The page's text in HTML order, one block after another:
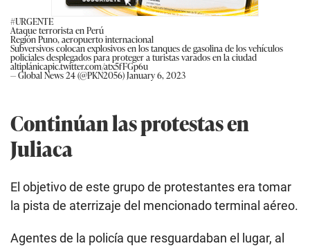
#URGENTE
Ataque terrorista en Perú
Región Puno, aeropuerto internacional
Subversivos colocan explosivos en los tanques de gasolina de los vehículos
policiales desplegados para proteger a turistas varados en la ciudad
altiplánicapic.twitter.com/atx5fFGp6u
— Global News 24 (@PKN2056)January 6, 2023
Continúan las protestas en
Juliaca
El objetivo de este grupo de protestantes era tomar
la pista de aterrizaje del mencionado terminal aéreo.
Agentes de la policía que resguardaban el lugar, al